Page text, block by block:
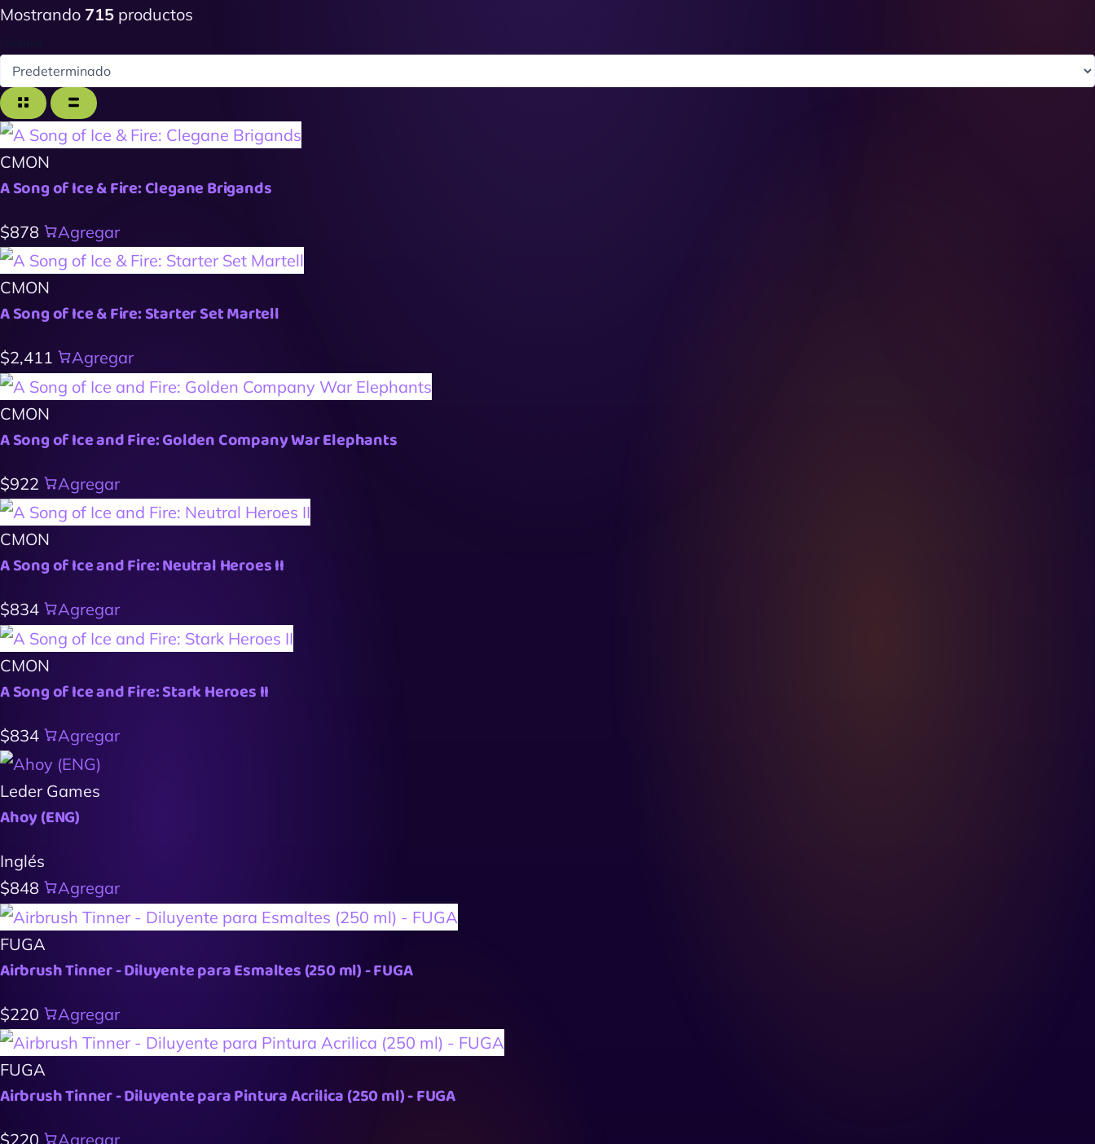
Mostrando 715 productos
CMON
A Song of Ice & Fire: Clegane Brigands
$878 Agregar
CMON
A Song of Ice & Fire: Starter Set Martell
$2,411 Agregar
CMON
A Song of Ice and Fire: Golden Company War Elephants
$922 Agregar
CMON
A Song of Ice and Fire: Neutral Heroes II
$834 Agregar
CMON
A Song of Ice and Fire: Stark Heroes II
$834 Agregar
Leder Games
Ahoy (ENG)
Inglés
$848
Agregar
FUGA
Airbrush Tinner - Diluyente para Esmaltes (250 ml) - FUGA
$220 Agregar
FUGA
Airbrush Tinner - Diluyente para Pintura Acrilica (250 ml) - FUGA
$220 Agregar